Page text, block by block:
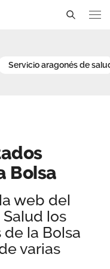
servicio aragonés de
Bolsa
web del
los
la Bolsa
varias